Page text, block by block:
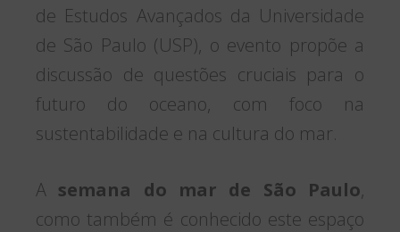
de Estudos Avançados da Universidade
de São Paulo (USP), o evento propõe a
discussão de questões cruciais para o
futuro do oceano, com foco na
sustentabilidade e na cultura do mar.
A semana do mar de São Paulo,
como também é conhecido este espaço